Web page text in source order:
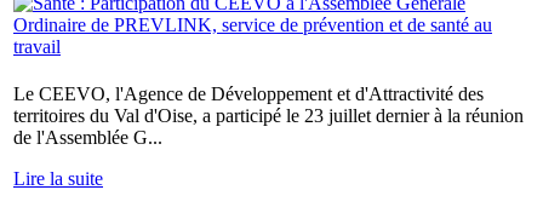
Le CEEVO, l'Agence de Développement et d'Attractivité des
territoires du Val d'Oise, a participé le 23 juillet dernier à la réunion
de l'Assemblée G...
Lire la suite